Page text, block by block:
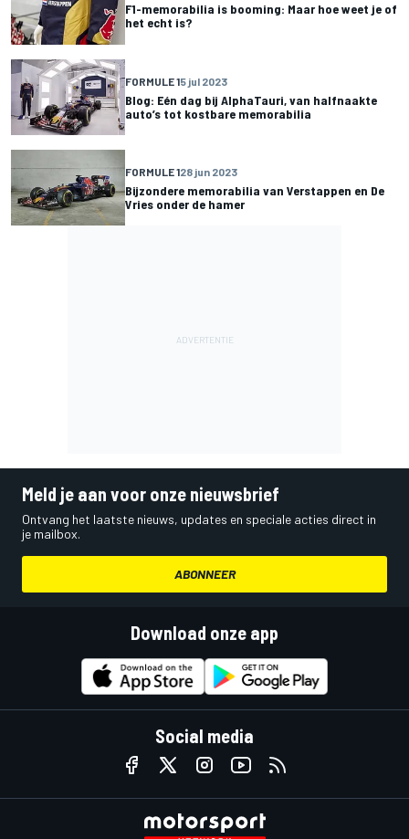
F1-memorabilia is booming: Maar hoe weet je of
het echt is?
FORMULE 15 jul 2023
Blog: Eén dag bij AlphaTauri, van halfnaakte
auto’s tot kostbare memorabilia
FORMULE 128 jun 2023
Bijzondere memorabilia van Verstappen en De
Vries onder de hamer
Meld je aan voor onze nieuwsbrief
Ontvang het laatste nieuws, updates en speciale acties direct in
je mailbox.
ABONNEER
Download onze app
Social media